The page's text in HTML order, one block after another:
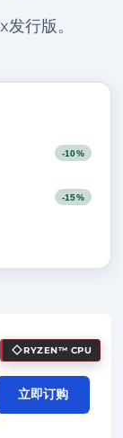
行版。
-10%
-15%
RYZEN™ CPU
立即订购